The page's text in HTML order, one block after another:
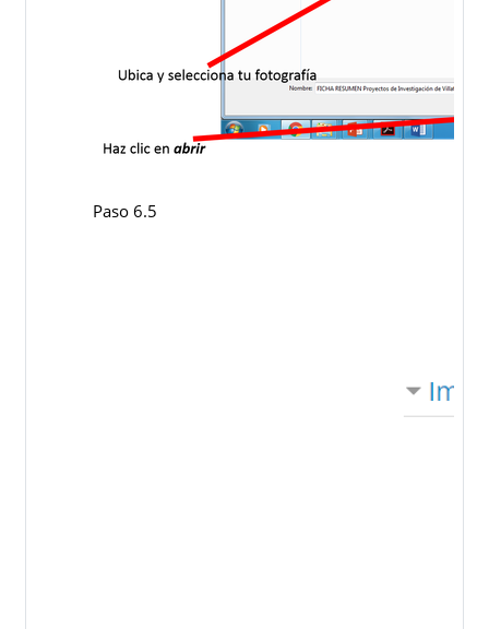
Paso 6.5